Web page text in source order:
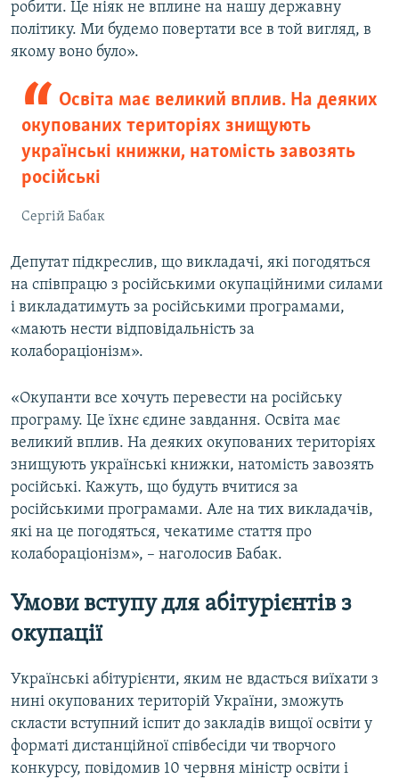
робити. Це ніяк не вплине на нашу державну
політику. Ми будемо повертати все в той вигляд, в
якому воно було».
Освіта має великий вплив. На деяких
окупованих територіях знищують
українські книжки, натомість завозять
російські
Сергій Бабак
Депутат підкреслив, що викладачі, які погодяться
на співпрацю з російськими окупаційними силами
і викладатимуть за російськими програмами,
«мають нести відповідальність за
колабораціонізм».
«Окупанти все хочуть перевести на російську
програму. Це їхнє єдине завдання. Освіта має
великий вплив. На деяких окупованих територіях
знищують українські книжки, натомість завозять
російські. Кажуть, що будуть вчитися за
російськими програмами. Але на тих викладачів,
які на це погодяться, чекатиме стаття про
колабораціонізм», – наголосив Бабак.
Умови вступу для абітурієнтів з
окупації
Українські абітурієнти, яким не вдасться виїхати з
нині окупованих територій України, зможуть
скласти вступний іспит до закладів вищої освіти у
форматі дистанційної співбесіди чи творчого
конкурсу, повідомив 10 червня міністр освіти і